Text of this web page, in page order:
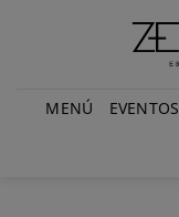
MENÚ EVENTOS